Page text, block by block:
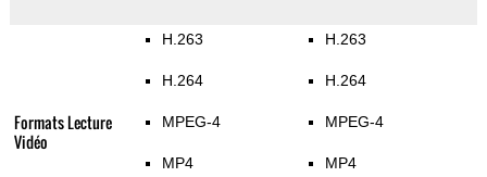
Formats Lecture
Vidéo
H.263
H.264
MPEG-4
MP4
H.263
H.264
MPEG-4
MP4